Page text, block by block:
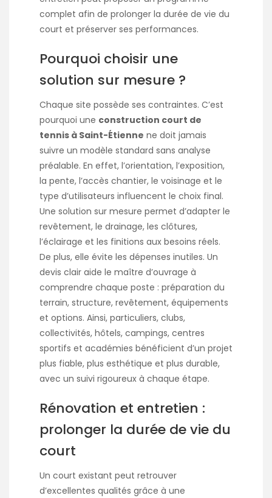
complet afin de prolonger la durée de vie du
court et préserver ses performances.
Pourquoi choisir une
solution sur mesure ?
Chaque site possède ses contraintes. C’est
pourquoi une construction court de
tennis à Saint-Étienne ne doit jamais
suivre un modèle standard sans analyse
préalable. En effet, l’orientation, l’exposition,
la pente, l’accès chantier, le voisinage et le
type d’utilisateurs influencent le choix final.
Une solution sur mesure permet d’adapter le
revêtement, le drainage, les clôtures,
l’éclairage et les finitions aux besoins réels.
De plus, elle évite les dépenses inutiles. Un
devis clair aide le maître d’ouvrage à
comprendre chaque poste : préparation du
terrain, structure, revêtement, équipements
et options. Ainsi, particuliers, clubs,
collectivités, hôtels, campings, centres
sportifs et académies bénéficient d’un projet
plus fiable, plus esthétique et plus durable,
avec un suivi rigoureux à chaque étape.
Rénovation et entretien :
prolonger la durée de vie du
court
Un court existant peut retrouver
d’excellentes qualités grâce à une